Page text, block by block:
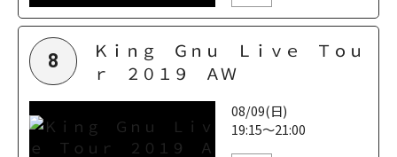
8
Ｋｉｎｇ Ｇｎｕ Ｌｉｖｅ Ｔｏｕ
ｒ ２０１９ ＡＷ
08/09(日)
19:15～21:00